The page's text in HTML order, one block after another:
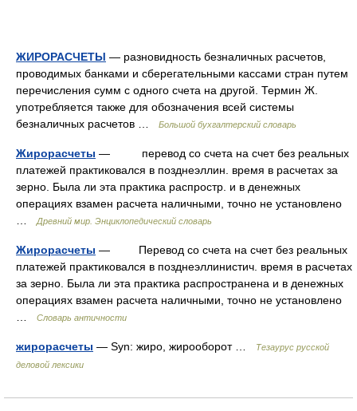
ЖИРОРАСЧЕТЫ — разновидность безналичных расчетов,
проводимых банками и сберегательными кассами стран путем
перечисления сумм с одного счета на другой. Термин Ж.
употребляется также для обозначения всей системы
безналичных расчетов …
Большой бухгалтерский словарь
Жирорасчеты — перевод со счета на счет без реальных
платежей практиковался в позднеэллин. время в расчетах за
зерно. Была ли эта практика распростр. и в денежных
операциях взамен расчета наличными, точно не установлено
Древний мир. Энциклопедический словарь
Жирорасчеты — Перевод со счета на счет без реальных
платежей практиковался в позднеэллинистич. время в расчетах
за зерно. Была ли эта практика распространена и в денежных
операциях взамен расчета наличными, точно не установлено
Словарь античности
жирорасчеты — Syn: жиро, жирооборот …
Тезаурус русской
деловой лексики